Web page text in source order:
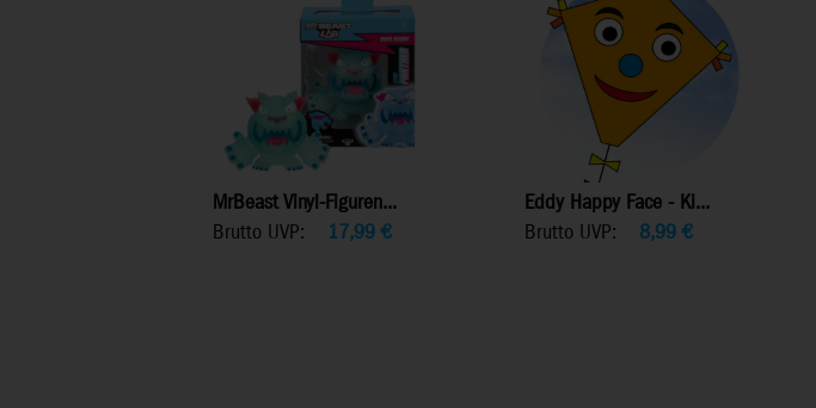
MrBeast Vinyl-Figuren...
Brutto UVP:
17,99 €
Eddy Happy Face - Ki...
Brutto UVP:
8,99€